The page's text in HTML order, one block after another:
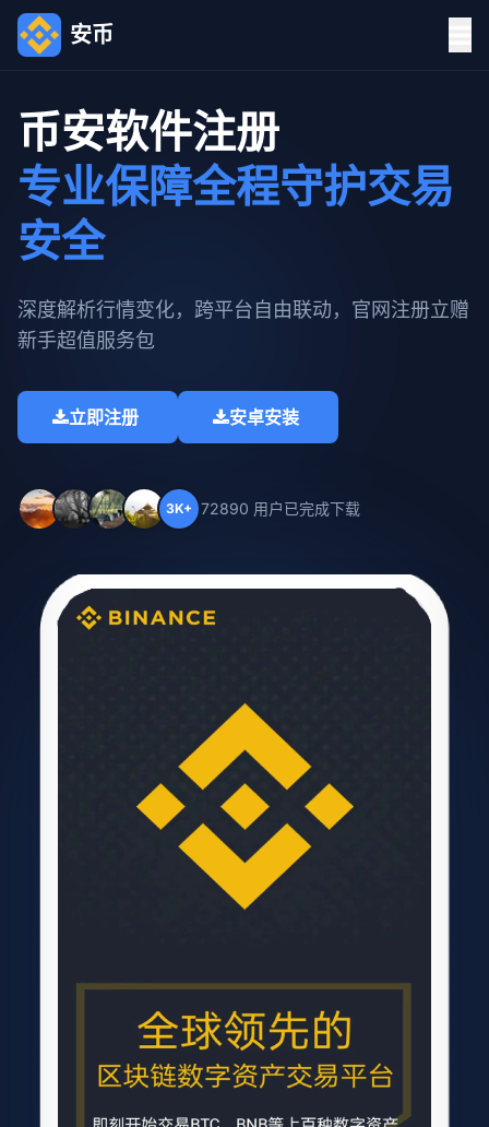
安币
币安软件注册
专业保障全程守护交易
安全
深度解析行情变化，跨平台自由联动，官网注册立赠
新手超值服务包​
立即注册 安卓安装
3K+ 72890 用户已完成下载